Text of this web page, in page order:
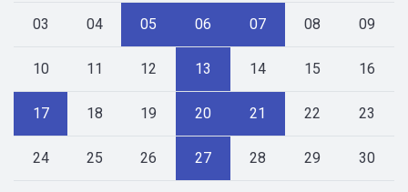
03 04 05 06 07 08 09
10 11 12 13 14 15 16
17 18 19 20 21 22 23
24 25 26 27 28 29 30